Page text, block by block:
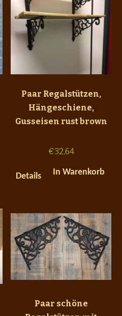
Paar Regalstützen,
Hängeschiene,
Gusseisen rust brown
€32,64
Details In Warenkorb
Paar schöne